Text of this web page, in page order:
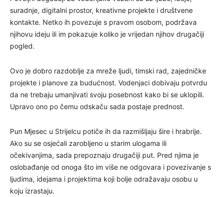
suradnje, digitalni prostor, kreativne projekte i društvene
kontakte. Netko ih povezuje s pravom osobom, podržava
njihovu ideju ili im pokazuje koliko je vrijedan njihov drugačiji
pogled.
Ovo je dobro razdoblje za mreže ljudi, timski rad, zajedničke
projekte i planove za budućnost. Vodenjaci dobivaju potvrdu
da ne trebaju umanjivati svoju posebnost kako bi se uklopili.
Upravo ono po čemu odskaču sada postaje prednost.
Pun Mjesec u Strijelcu potiče ih da razmišljaju šire i hrabrije.
Ako su se osjećali zarobljeno u starim ulogama ili
očekivanjima, sada prepoznaju drugačiji put. Pred njima je
oslobađanje od onoga što im više ne odgovara i povezivanje s
ljudima, idejama i projektima koji bolje odražavaju osobu u
koju izrastaju.